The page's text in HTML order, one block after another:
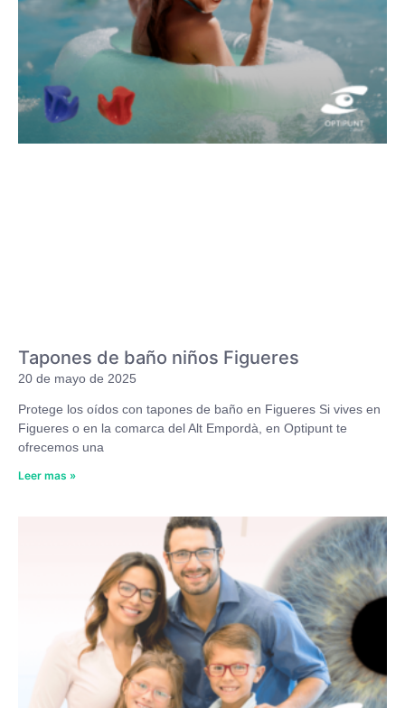
Tapones de baño niños Figueres
20 de mayo de 2025
Protege los oídos con tapones de baño en Figueres Si vives en
Figueres o en la comarca del Alt Empordà, en Optipunt te
ofrecemos una
Leer mas »